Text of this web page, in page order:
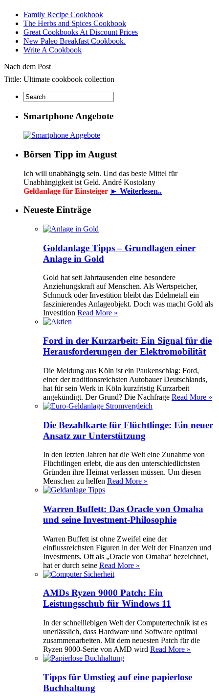
Family Recipe Cookbook
The Herbs and Spices Cookbook
Great Cookbooks At Discount Prices
New Paleo Breakfast Cookbook.
Write A Cookbook
Nach dem Post
Tittle: Ultimate cookbook collection
Smartphone Angebote
Börsen Tipp im August
Ich will unabhängig sein. Und das beste Mittel für
Unabhängigkeit ist Geld. André Kostolany
Geldanlage für Einsteiger ► Weiterlesen..
Neueste Einträge
Goldanlage Tipps – Grundlagen einer
Anlage in Gold
Gold hat seit Jahrtausenden eine besondere
Anziehungskraft auf Menschen. Als Wertspeicher,
Schmuck oder Investition bleibt das Edelmetall ein
faszinierendes Anlageobjekt. Doch was macht Gold als
Investition Read More »
Ford in der Kurzarbeit: Ein Signal für die
Herausforderungen der Elektromobilität
Die Meldung aus Köln ist ein Paukenschlag: Ford,
einer der traditionsreichsten Autobauer Deutschlands,
hat für sein Werk in Köln kurzfristig Kurzarbeit
angekündigt. Der Grund? Die Nachfrage Read More »
Die Bezahlkarte für Flüchtlinge: Ein neuer
Ansatz zur Unterstützung
In den letzten Jahren hat die Welt eine Zunahme von
Flüchtlingen erlebt, die aus den unterschiedlichsten
Gründen ihre Heimat verlassen müssen. Um diesen
Menschen zu helfen Read More »
Warren Buffett: Das Oracle von Omaha
und seine Investment-Philosophie
Warren Buffett ist ohne Zweifel eine der
einflussreichsten Figuren in der Welt der Finanzen und
Investments. Oft als „Oracle von Omaha“ bezeichnet,
hat er durch seine Read More »
AMDs Ryzen 9000 Patch: Ein
Leistungsschub für Windows 11
In der schnelllebigen Welt der Computertechnik ist es
unerlässlich, dass Hardware und Software optimal
zusammenarbeiten. Mit dem neuesten Patch für die
Ryzen 9000-Serie von AMD wird Read More »
Tipps für Umstieg auf eine papierlose
Buchhaltung